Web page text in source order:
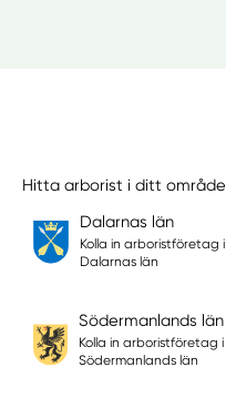
Hitta arborist i ditt område
Dalarnas län
Kolla in arboristföretag i
Dalarnas län
Södermanlands län
Kolla in arboristföretag i
Södermanlands län